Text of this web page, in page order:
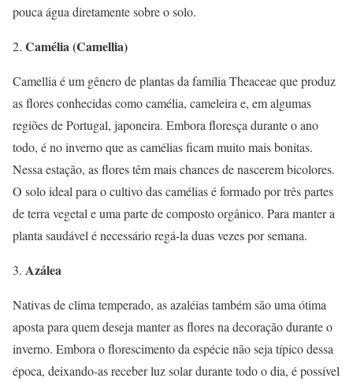
pouca água diretamente sobre o solo.
Camélia (Camellia)
Camellia é um gênero de plantas da família Theaceae que produz
as flores conhecidas como camélia, cameleira e, em algumas
regiões de Portugal, japoneira. Embora floresça durante o ano
todo, é no inverno que as camélias ficam muito mais bonitas.
Nessa estação, as flores têm mais chances de nascerem bicolores.
O solo ideal para o cultivo das camélias é formado por três partes
de terra vegetal e uma parte de composto orgânico. Para manter a
planta saudável é necessário regá-la duas vezes por semana.
Azálea
Nativas de clima temperado, as azaléias também são uma ótima
aposta para quem deseja manter as flores na decoração durante o
inverno. Embora o florescimento da espécie não seja típico dessa
época, deixando-as receber luz solar durante todo o dia, é possível